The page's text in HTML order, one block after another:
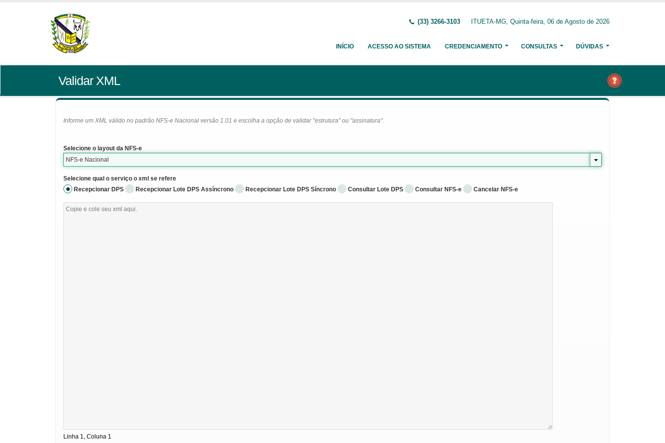
(33) 3266-3103 ITUETA-MG, Quinta-feira, 06 de Agosto de 2026
INÍCIO ACESSO AO SISTEMA CREDENCIAMENTO CONSULTAS DÚVIDAS
Validar XML
Informe um XML válido no padrão NFS-e Nacional versão 1.01 e escolha a opção de validar "estrutura" ou "assinatura".
Selecione o layout da NFS-e
NFS-e Nacional
Selecione qual o serviço o xml se refere
Recepcionar DPS
Recepcionar Lote DPS Assíncrono Recepcionar Lote DPS Síncrono Consultar Lote DPS Consultar NFS-e Cancelar NFS-e
Linha 1, Coluna 1